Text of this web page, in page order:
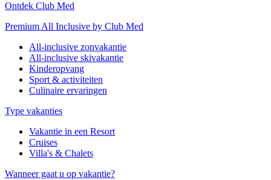
Ontdek Club Med
Premium All Inclusive by Club Med
All-inclusive zonvakantie
All-inclusive skivakantie
Kinderopvang
Sport & activiteiten
Culinaire ervaringen
Type vakanties
Vakantie in een Resort
Cruises
Villa's & Chalets
Wanneer gaat u op vakantie?